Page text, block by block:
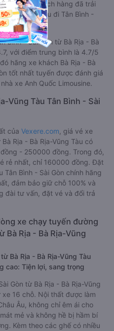
bởi các khách hàng đã trải
Rịa-Vũng Tàu đi Tân Bình -
Bình - Sài Gòn từ Bà Rịa - Bà
với điểm trung bình là 4.7/5
hãng xe khách Bà Rịa - Bà
tốt nhất tuyến được đánh giá
xe Anh Quốc Limousine.
Vũng Tàu Tân Bình - Sài
của Vexere.com , giá vé xe
Rịa - Bà Rịa-Vũng Tàu có
- 250000 đồng. Trong đó,
rẻ nhất, chỉ 160000 đồng. Đặt
Tân Bình - Sài Gòn chính hãng
đảm bảo giữ chỗ 100% và
đài tư vấn, đặt vé và đổi trả
xe chạy tuyến đường
Bà Rịa - Bà Rịa-Vũng
Bà Rịa - Bà Rịa-Vũng Tàu
cao: Tiện lợi, sang trọng
Gòn từ Bà Rịa - Bà Rịa-Vũng
16 chỗ. Nội thất được làm
Âu, không chỉ êm ái cho
mẻ và không hề bị hầm bí
Kèm theo các ghế có nhiều